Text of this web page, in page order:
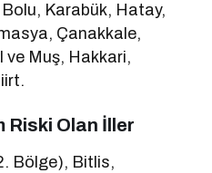
Bolu, Karabük, Hatay,
Çanakkale,
ve Muş, Hakkari,
Riski Olan İller
Bölge), Bitlis,